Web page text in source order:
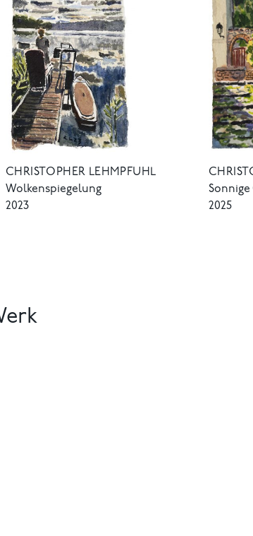
CHRISTOPHER LEHMPFUHL
Wolkenspiegelung
2023
Sonnige
2025